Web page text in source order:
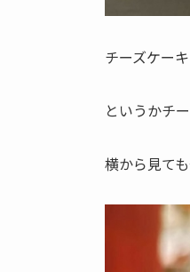
チーズケー
というかチ
横から見て